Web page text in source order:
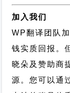
加入我们
WP翻译团队
钱实质回报。
晓朵及赞助商
源。您可以通